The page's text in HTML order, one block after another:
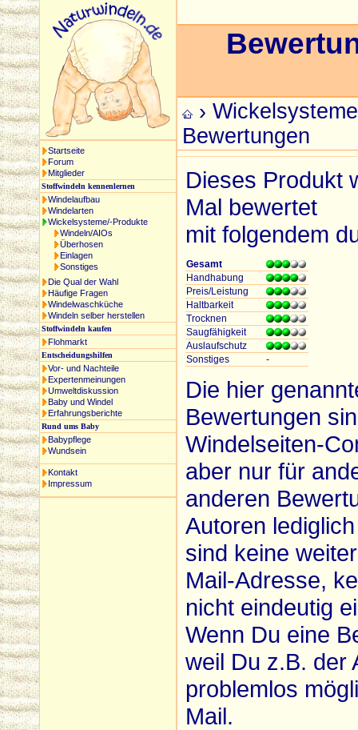
Startseite
Forum
Mitglieder
Stoffwindeln kennenlernen
Windelaufbau
Windelarten
Wickelsysteme/-Produkte
Windeln/AIOs
Überhosen
Einlagen
Sonstiges
Die Qual der Wahl
Häufige Fragen
Windelwaschküche
Windeln selber herstellen
Stoffwindeln kaufen
Flohmarkt
Entscheidungshilfen
Vor- und Nachteile
Expertenmeinungen
Umweltdiskussion
Baby und Windel
Erfahrungsberichte
Rund ums Baby
Babypflege
Wundsein
Kontakt
Impressum
› Wickelsysteme
Bewertungen
Dieses Produkt
Mal bewertet
mit folgendem
Gesamt
Handhabung
Preis/Leistung
Haltbarkeit
Trocknen
Saugfähigkeit
Auslaufschutz
Sonstiges
-
Die hier
Bewertungen
Windelseiten-
aber nur für
anderen
Autoren
sind keine
Mail-Adresse,
nicht eindeutig
Wenn Du eine
weil Du z.B. der
problemlos
Mail.